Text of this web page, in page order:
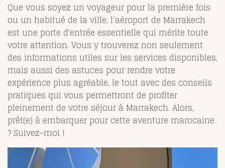
Que vous soyez un voyageur pour la première fois
ou un habitué de la ville, l’aéroport de Marrakech
est une porte d'entrée essentielle qui mérite toute
votre attention. Vous y trouverez non seulement
des informations utiles sur les services disponibles,
mais aussi des astuces pour rendre votre
expérience plus agréable, le tout avec des conseils
pratiques qui vous permettront de profiter
pleinement de votre séjour à Marrakech. Alors,
prêt(e) à embarquer pour cette aventure marocaine
? Suivez-moi !